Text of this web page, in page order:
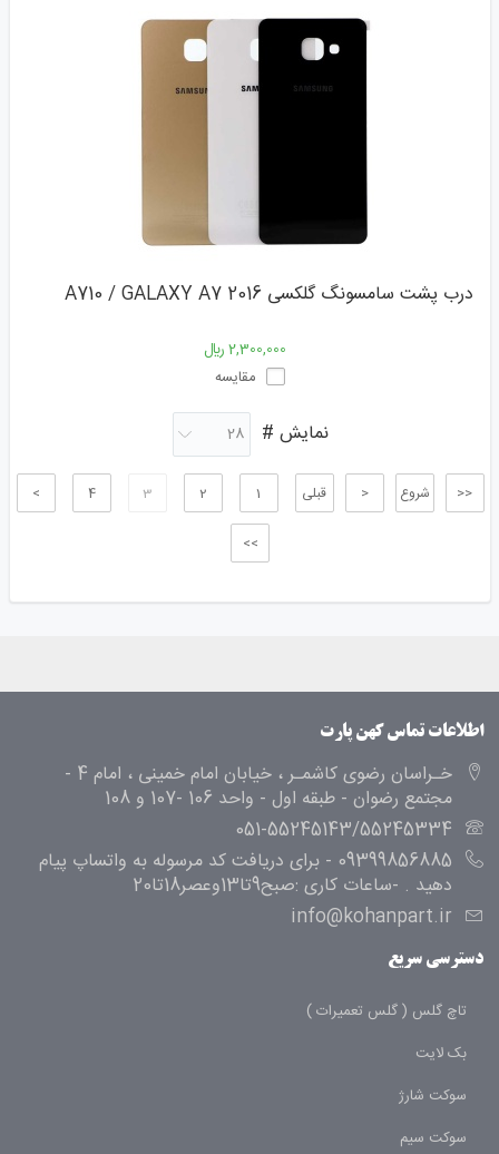
درب پشت سامسونگ گلکسی A710 / GALAXY A7 2016
2,300,000 ﷼
مقایسه
نمایش #
<< شروع < قبلی 1
2
3
4
>
>>
اطلاعات تماس کهن پارت
خـراسان رضوی کاشمـر ، خیابان امام خمینی ، امام 4 -
مجتمع رضوان - طبقه اول - واحد 106 -107 و 108
051-55245143/55245334
09399856885 - برای دریافت کد مرسوله به واتساپ پیام
دهید . -ساعات کاری :صبح9تا13وعصر18تا20
info@kohanpart.ir
دسترسی سریع
تاچ گلس ( گلس تعمیرات )
بک لایت
سوکت شارژ
سوکت سیم